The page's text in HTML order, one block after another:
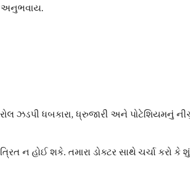
અનુભવાય.
ધબકારા, ધ્રુજારી અને પોટેશિયમનું
ન હોઈ શકે. તમારા ડોક્ટર સાથે ચર્ચા કરો કે